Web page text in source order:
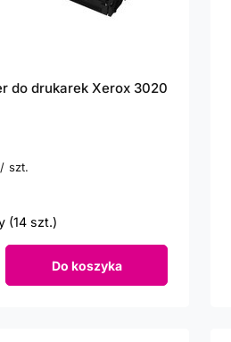
do drukarek Xerox 3020
/ szt.
(14 szt.)
Do koszyka